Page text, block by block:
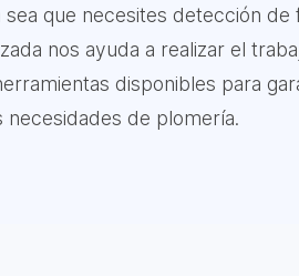
que necesites detección de
nos ayuda a realizar el
disponibles para
necesidades de plomería.